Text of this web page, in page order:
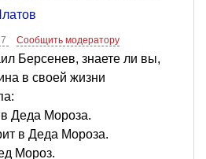
Сообщить модератору
Берсенев, знаете ли вы,
в своей жизни
в Деда Мороза.
в Деда Мороза.
Мороз.